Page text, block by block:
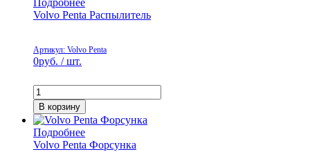
Подробнее
Volvo Penta Распылитель
Артикул: Volvo Penta
0руб. / шт.
В корзину
Подробнее
Volvo Penta Форсунка